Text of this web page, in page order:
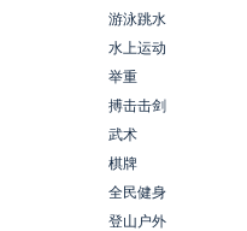
游泳跳水
水上运动
举重
搏击击剑
武术
棋牌
全民健身
登山户外